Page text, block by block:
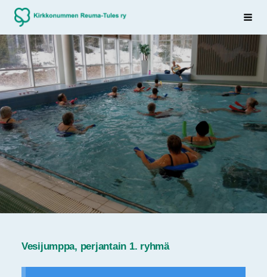
Siirry
sivun
sisältöön
Sivuston etusivulle
Vesijumppa, perjantain 1. ryhmä